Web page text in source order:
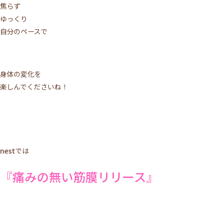
ACCESS
BLOG
WEB予約する
焦らず
ゆっくり
自分のペースで
身体の変化を
楽しんでくださいね！
nestでは
『痛みの無い筋膜リリース』